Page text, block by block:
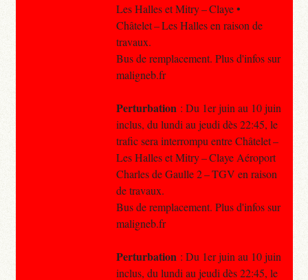
Les Halles et Mitry – Claye •
Châtelet – Les Halles en raison de
travaux.
Bus de remplacement. Plus d'infos sur
maligneb.fr
Perturbation : Du 1er juin au 10 juin
inclus, du lundi au jeudi dès 22:45, le
trafic sera interrompu entre Châtelet –
Les Halles et Mitry – Claye Aéroport
Charles de Gaulle 2 – TGV en raison
de travaux.
Bus de remplacement. Plus d'infos sur
maligneb.fr
Perturbation : Du 1er juin au 10 juin
inclus, du lundi au jeudi dès 22:45, le